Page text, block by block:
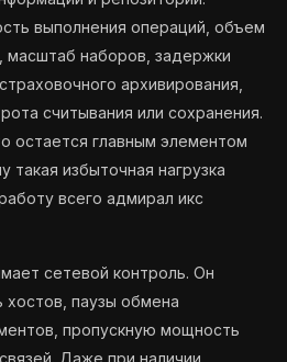
выполнения операций, объем
масштаб наборов, задержки
архивирования,
считывания или сохранения.
остается главным элементом
такая избыточная нагрузка
всего адмирал икс
сетевой контроль. Он
хостов, паузы обмена
пропускную мощность
Даже при наличии